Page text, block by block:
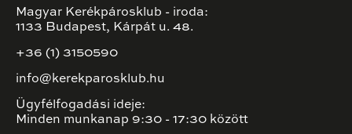
Magyar Kerékpárosklub - iroda:
1133 Budapest, Kárpát u. 48.
+36 (1) 3150590
info@kerekparosklub.hu
Ügyfélfogadási ideje:
Minden munkanap 9:30 - 17:30 között